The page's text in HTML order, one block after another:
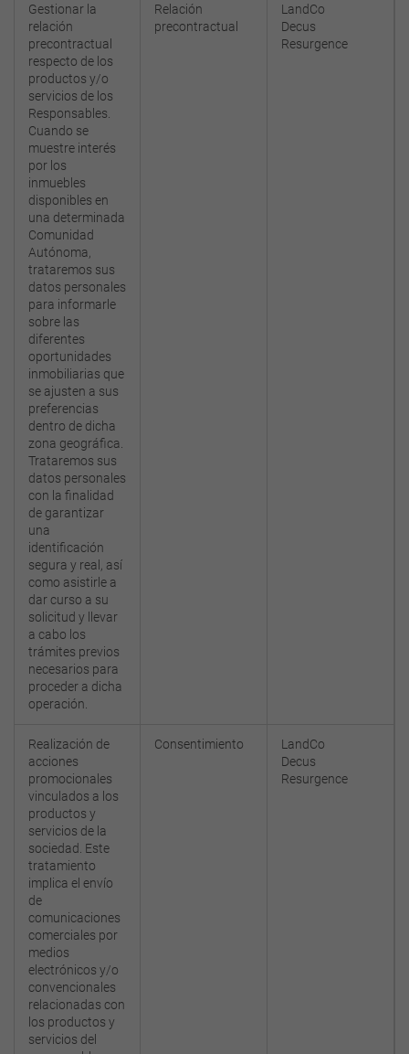
Gestionar la
relación
precontractual
respecto de los
productos y/o
servicios de los
Responsables.
Cuando se
muestre interés
por los
inmuebles
disponibles en
una determinada
Comunidad
Autónoma,
trataremos sus
datos personales
para informarle
sobre las
diferentes
oportunidades
inmobiliarias que
se ajusten a sus
preferencias
dentro de dicha
zona geográfica.
Trataremos sus
datos personales
con la finalidad
de garantizar
una
identificación
segura y real, así
como asistirle a
dar curso a su
solicitud y llevar
a cabo los
trámites previos
necesarios para
proceder a dicha
operación.
Relación
precontractual
LandCo
Decus
Resurgence
Realización de
acciones
promocionales
vinculados a los
productos y
servicios de la
sociedad. Este
tratamiento
implica el envío
de
comunicaciones
comerciales por
medios
electrónicos y/o
convencionales
relacionadas con
los productos y
servicios del
Consentimiento
LandCo
Decus
Resurgence